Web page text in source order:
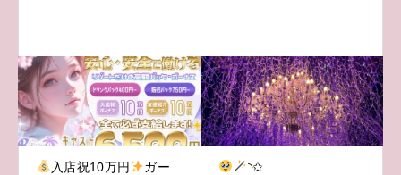
入店祝10万円
ガー
︎︎◝✩